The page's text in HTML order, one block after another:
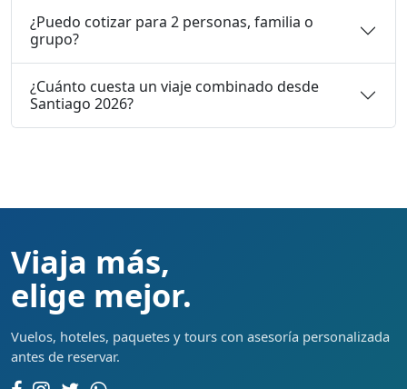
¿Puedo cotizar para 2 personas, familia o
grupo?
¿Cuánto cuesta un viaje combinado desde
Santiago 2026?
Viaja más,
elige mejor.
Vuelos, hoteles, paquetes y tours con asesoría personalizada
antes de reservar.